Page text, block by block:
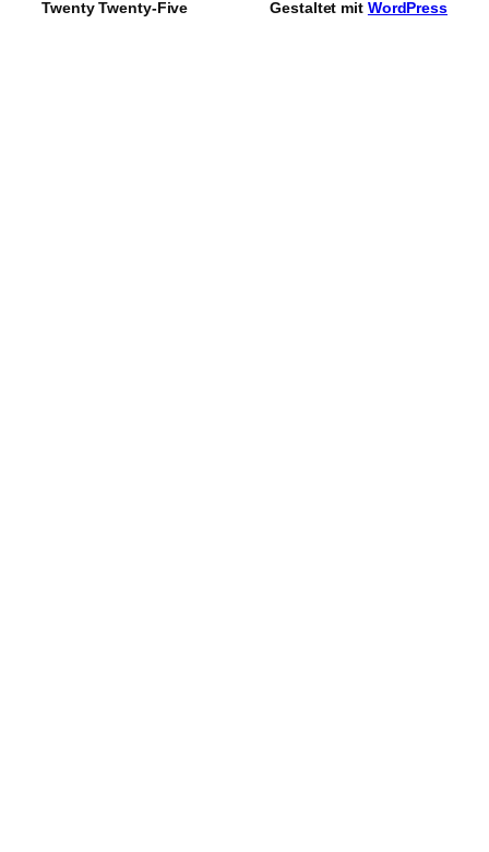
Twenty Twenty-Five Gestaltet mit WordPress